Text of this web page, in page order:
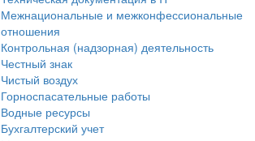
Межнациональные и межконфессиональные
отношения
Контрольная (надзорная) деятельность
Честный знак
Чистый воздух
Горноспасательные работы
Водные ресурсы
Бухгалтерский учет